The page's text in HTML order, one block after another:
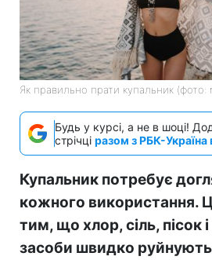
Як правильно прати купальник (фото:
Будь у курсі, а не в шоці!
стрічці разом з РБК-Україна
Купальник потребує
кожного використання.
тим, що хлор, сіль, пісок
засоби швидко руйнують